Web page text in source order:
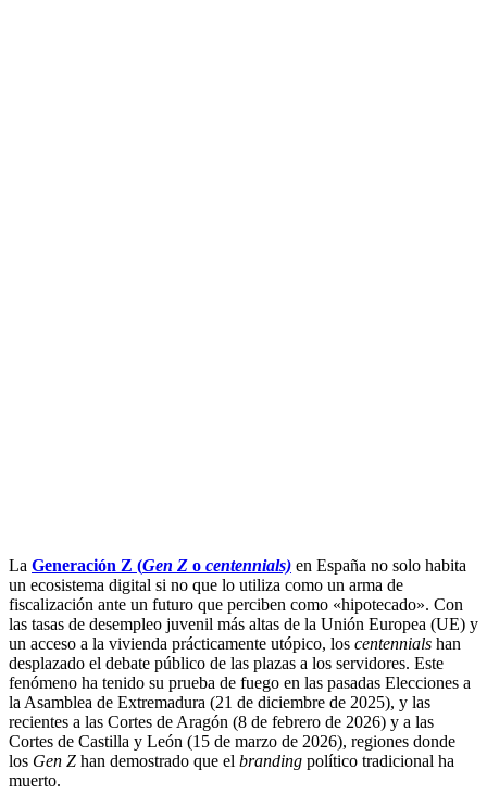
La Generación Z (Gen Z o centennials) en España no solo habita
un ecosistema digital si no que lo utiliza como un arma de
fiscalización ante un futuro que perciben como «hipotecado». Con
las tasas de desempleo juvenil más altas de la Unión Europea (UE) y
un acceso a la vivienda prácticamente utópico, los centennials han
desplazado el debate público de las plazas a los servidores. Este
fenómeno ha tenido su prueba de fuego en las pasadas Elecciones a
la Asamblea de Extremadura (21 de diciembre de 2025), y las
recientes a las Cortes de Aragón (8 de febrero de 2026) y a las
Cortes de Castilla y León (15 de marzo de 2026), regiones donde
los Gen Z han demostrado que el branding político tradicional ha
muerto.